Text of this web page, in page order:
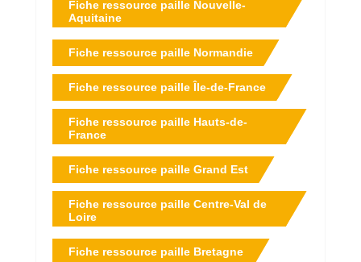
À l’intérieur, on trouve une multitude de plaques qui
s’appuient sur les montants de la structure : des
plaques de plâtre conventionnelles, des plaques de
plâtre armées de fibres, des plaques de bois, des
panneaux à lamelles minces orientées… Ces trois
derniers ont l’avantage de pouvoir également servir de
contreventement. Il est même parfois prévu un vide
technique pour le passage éventuel de gaines entre les
plaques et la paille.
Fiche ressource paille Nouvelle-
Aquitaine
Fiche ressource paille Normandie
Fiche ressource paille Île-de-France
Fiche ressource paille Hauts-de-
France
Fiche ressource paille Grand Est
Fiche ressource paille Centre-Val de
Loire
Fiche ressource paille Bretagne